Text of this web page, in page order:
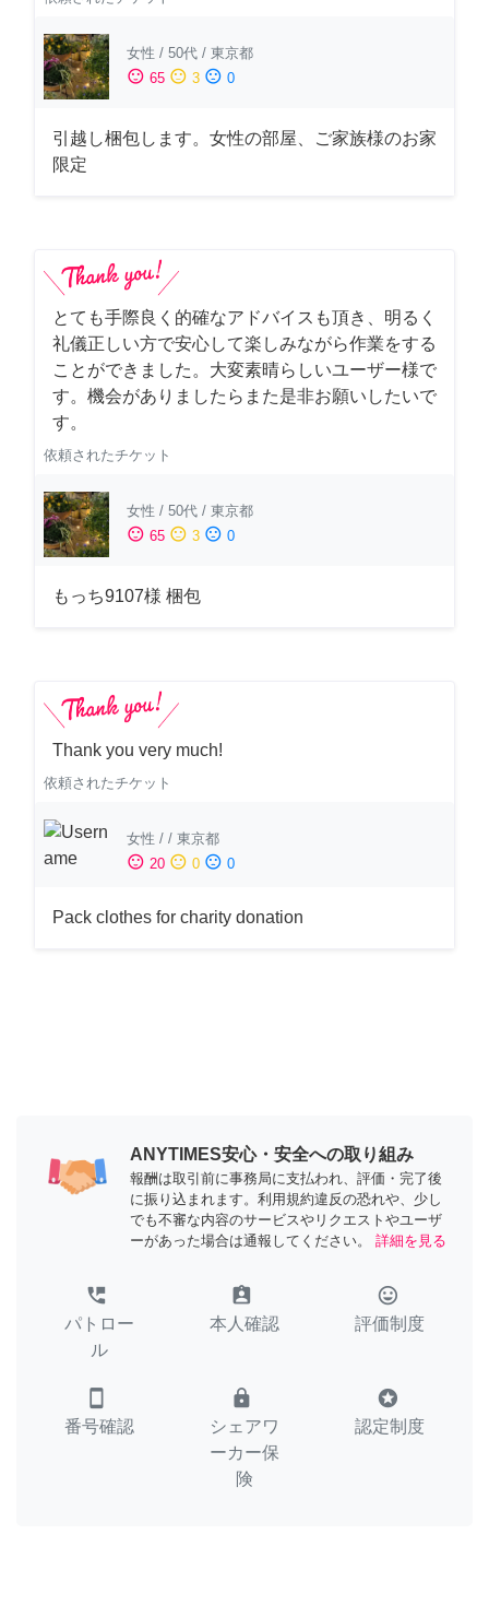
女性 / 50代 / 東京都
sentiment_satisfied 65 sentiment_neutral 3 sentiment_dissatisfied 0
引越し梱包します。女性の部屋、ご家族様のお家
限定
とても手際良く的確なアドバイスも頂き、明るく
礼儀正しい方で安心して楽しみながら作業をする
ことができました。大変素晴らしいユーザー様で
す。機会がありましたらまた是非お願いしたいで
す。
依頼されたチケット
女性 / 50代 / 東京都
sentiment_satisfied 65 sentiment_neutral 3 sentiment_dissatisfied 0
もっち9107様 梱包
Thank you very much!
依頼されたチケット
女性 / / 東京都
sentiment_satisfied 20 sentiment_neutral 0 sentiment_dissatisfied 0
Pack clothes for charity donation
ANYTIMES安心・安全への取り組み
報酬は取引前に事務局に支払われ、評価・完了後
に振り込まれます。利用規約違反の恐れや、少し
でも不審な内容のサービスやリクエストやユーザ
ーがあった場合は通報してください。
詳細を見る
perm_phone_msg
パトロー
ル
assignment_ind
本人確認
tag_faces
評価制度
smartphone
番号確認
lock
シェアワ
ーカー保
険
stars
認定制度